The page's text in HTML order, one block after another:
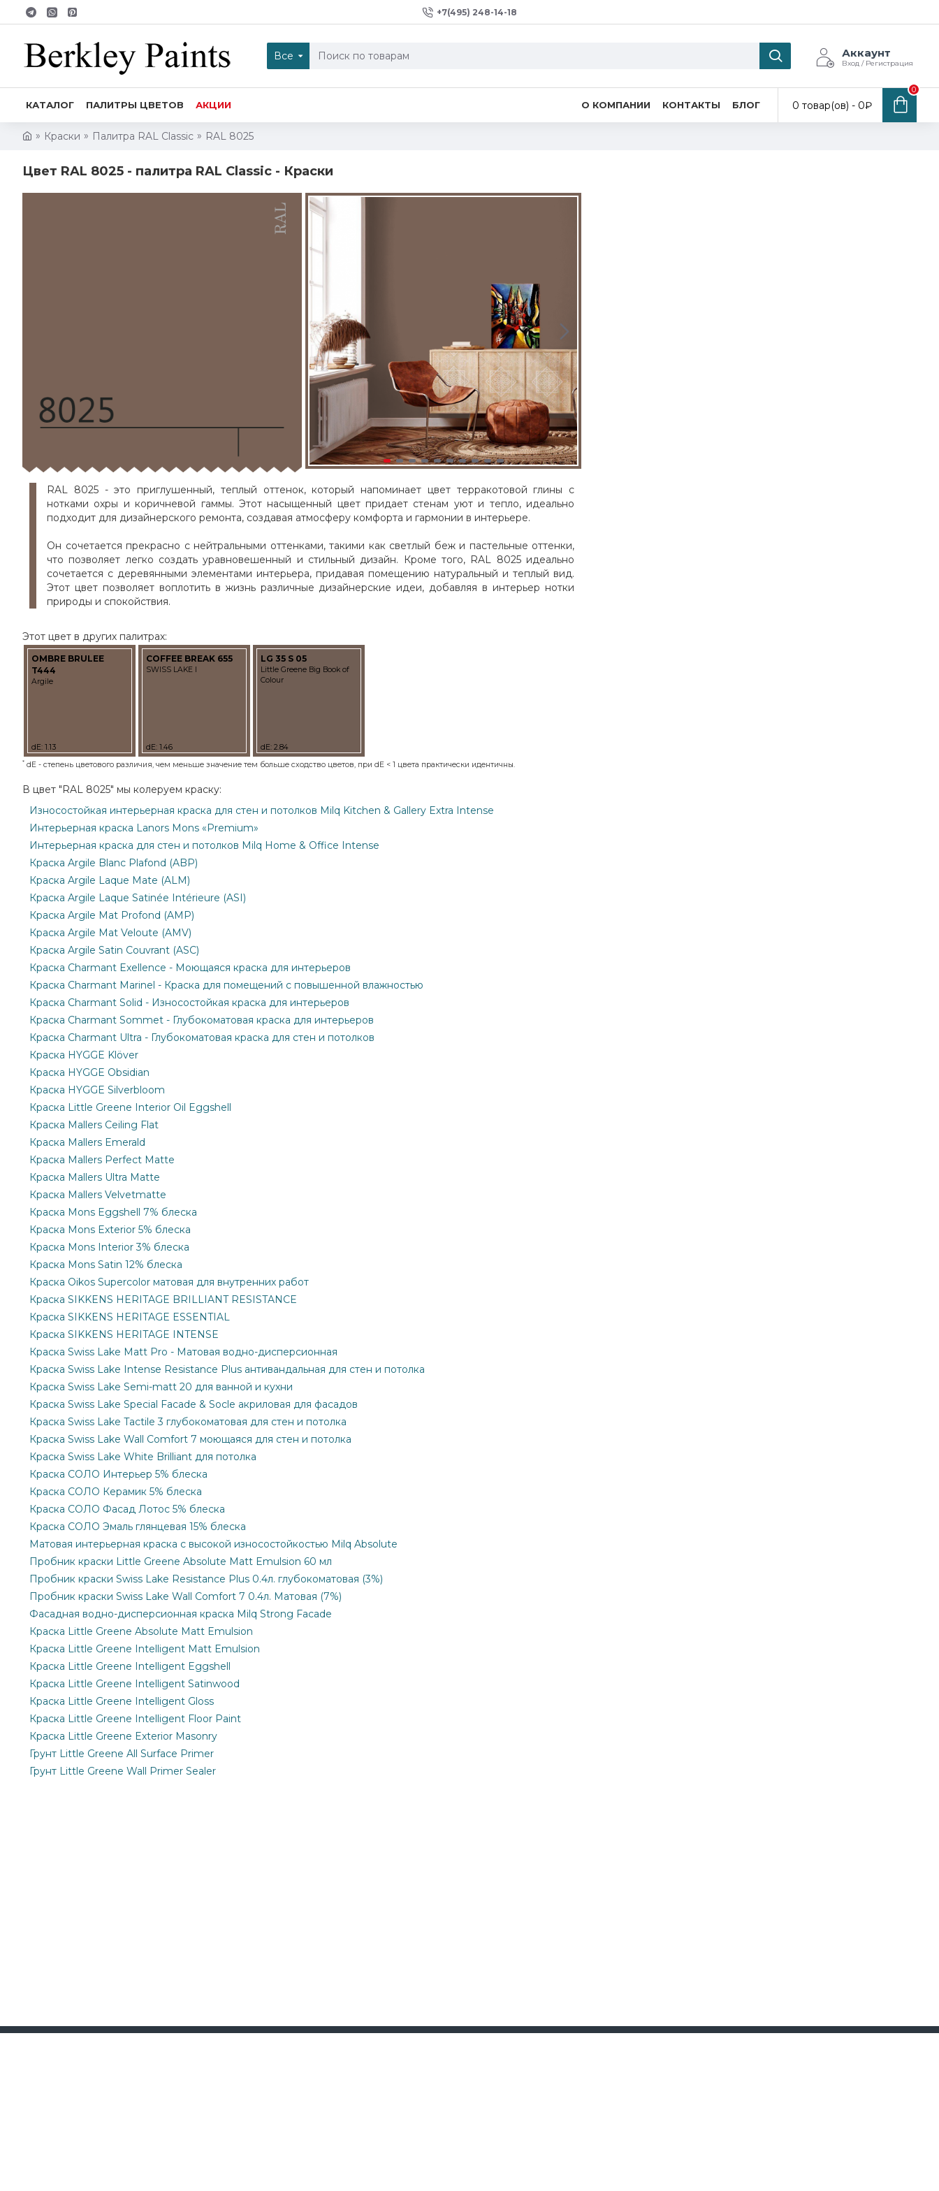
+7(495) 248-14-18
Все Аккаунт
Вход / Регистрация
КАТАЛОГ ПАЛИТРЫ ЦВЕТОВ АКЦИИ О КОМПАНИИ КОНТАКТЫ БЛОГ 0 товар(ов) - 0₽
0
Краски Палитра RAL Classic RAL 8025
Цвет RAL 8025 - палитра RAL Classic - Краски
RAL 8025 - это приглушенный, теплый оттенок, который напоминает цвет терракотовой глины с
нотками охры и коричневой гаммы. Этот насыщенный цвет придает стенам уют и тепло, идеально
подходит для дизайнерского ремонта, создавая атмосферу комфорта и гармонии в интерьере.
Он сочетается прекрасно с нейтральными оттенками, такими как светлый беж и пастельные оттенки,
что позволяет легко создать уравновешенный и стильный дизайн. Кроме того, RAL 8025 идеально
сочетается с деревянными элементами интерьера, придавая помещению натуральный и теплый вид.
Этот цвет позволяет воплотить в жизнь различные дизайнерские идеи, добавляя в интерьер нотки
природы и спокойствия.
Этот цвет в других палитрах:
OMBRE BRULEE
T444
Argile
dE: 1.13
COFFEE BREAK 655
SWISS LAKE I
dE: 1.46
LG 35 S 05
Little Greene Big Book of
Colour
dE: 2.84
* dE - степень цветового различия, чем меньше значение тем больше сходство цветов, при dE < 1 цвета практически идентичны.
В цвет "RAL 8025" мы колеруем краску:
Износостойкая интерьерная краска для стен и потолков Milq Kitchen & Gallery Extra Intense
Интерьерная краска Lanors Mons «Premium»
Интерьерная краска для стен и потолков Milq Home & Office Intense
Краска Argile Blanc Plafond (ABP)
Краска Argile Laque Mate (ALM)
Краска Argile Laque Satinée Intérieure (ASI)
Краска Argile Mat Profond (AMP)
Краска Argile Mat Veloute (AMV)
Краска Argile Satin Couvrant (ASC)
Краска Charmant Exellence - Моющаяся краска для интерьеров
Краска Charmant Marinel - Краска для помещений с повышенной влажностью
Краска Charmant Solid - Износостойкая краска для интерьеров
Краска Charmant Sommet - Глубокоматовая краска для интерьеров
Краска Charmant Ultra - Глубокоматовая краска для стен и потолков
Краска HYGGE Klöver
Краска HYGGE Obsidian
Краска HYGGE Silverbloom
Краска Little Greene Interior Oil Eggshell
Краска Mallers Ceiling Flat
Краска Mallers Emerald
Краска Mallers Perfect Matte
Краска Mallers Ultra Matte
Краска Mallers Velvetmatte
Краска Mons Eggshell 7% блеска
Краска Mons Exterior 5% блеска
Краска Mons Interior 3% блеска
Краска Mons Satin 12% блеска
Краска Oikos Supercolor матовая для внутренних работ
Краска SIKKENS HERITAGE BRILLIANT RESISTANCE
Краска SIKKENS HERITAGE ESSENTIAL
Краска SIKKENS HERITAGE INTENSE
Краска Swiss Lake Matt Pro - Матовая водно-дисперсионная
Краска Swiss Lake Intense Resistance Plus антивандальная для стен и потолка
Краска Swiss Lake Semi-matt 20 для ванной и кухни
Краска Swiss Lake Special Facade & Socle акриловая для фасадов
Краска Swiss Lake Tactile 3 глубокоматовая для стен и потолка
Краска Swiss Lake Wall Comfort 7 моющаяся для стен и потолка
Краска Swiss Lake White Brilliant для потолка
Краска СОЛО Интерьер 5% блеска
Краска СОЛО Керамик 5% блеска
Краска СОЛО Фасад Лотос 5% блеска
Краска СОЛО Эмаль глянцевая 15% блеска
Матовая интерьерная краска с высокой износостойкостью Milq Absolute
Пробник краски Little Greene Absolute Matt Emulsion 60 мл
Пробник краски Swiss Lake Resistance Plus 0.4л. глубокоматовая (3%)
Пробник краски Swiss Lake Wall Comfort 7 0.4л. Матовая (7%)
Фасадная водно-дисперсионная краска Milq Strong Facade
Краска Little Greene Absolute Matt Emulsion
Краска Little Greene Intelligent Matt Emulsion
Краска Little Greene Intelligent Eggshell
Краска Little Greene Intelligent Satinwood
Краска Little Greene Intelligent Gloss
Краска Little Greene Intelligent Floor Paint
Краска Little Greene Exterior Masonry
Грунт Little Greene All Surface Primer
Грунт Little Greene Wall Primer Sealer